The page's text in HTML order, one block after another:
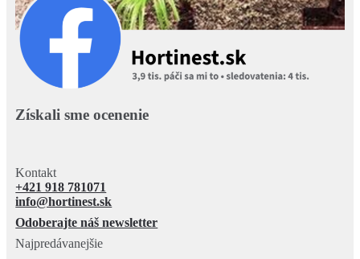
Získali sme ocenenie
Kontakt
+421 918 781071
info@hortinest.sk
Odoberajte náš newsletter
Najpredávanejšie